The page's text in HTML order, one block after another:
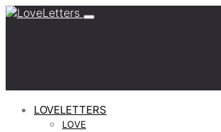
LOVELETTERS
LOVE